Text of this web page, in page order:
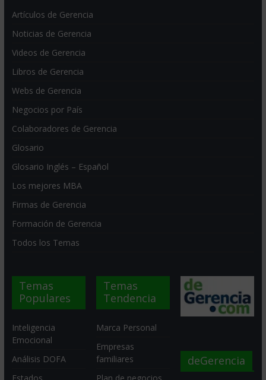
Artículos de Gerencia
Noticias de Gerencia
Videos de Gerencia
Libros de Gerencia
Webs de Gerencia
Negocios por País
Colaboradores de Gerencia
Glosario
Glosario Inglés – Español
Los mejores MBA
Firmas de Gerencia
Formación de Gerencia
Todos los Temas
Temas
Populares
Inteligencia
Emocional
Análisis DOFA
Temas
Tendencia
Marca Personal
Empresas
familiares
deGerencia